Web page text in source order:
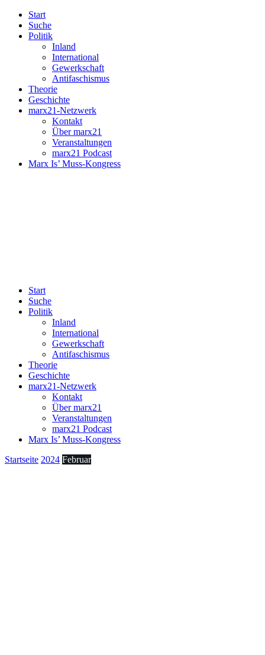
Start
Suche
Politik
Inland
International
Gewerkschaft
Antifaschismus
Theorie
Geschichte
marx21-Netzwerk
Kontakt
Über marx21
Veranstaltungen
marx21 Podcast
Marx Is’ Muss-Kongress
Start
Suche
Politik
Inland
International
Gewerkschaft
Antifaschismus
Theorie
Geschichte
marx21-Netzwerk
Kontakt
Über marx21
Veranstaltungen
marx21 Podcast
Marx Is’ Muss-Kongress
Startseite 2024 Februar